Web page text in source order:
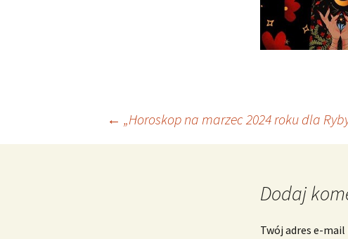
Nawigacja
← „Horoskop na marzec 2024 roku dla
Dodaj
Twój adres e-